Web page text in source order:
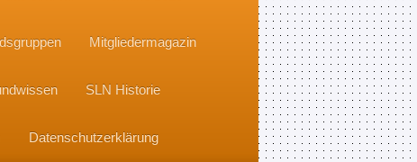
Mitgliedermagazin
SLN Historie
Datenschutzerklärung